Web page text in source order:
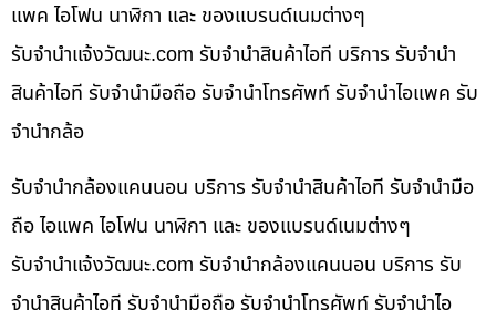
แพค ไอโฟน นาฬิกา และ ของแบรนด์เนมต่างๆ
รับจํานําแจ้งวัฒนะ.com รับจำนำสินค้าไอที บริการ รับจำนำ
สินค้าไอที รับจำนำมือถือ รับจำนำโทรศัพท์ รับจำนำไอแพค รับ
จำนำกล้อ
รับจำนำกล้องแคนนอน บริการ รับจำนำสินค้าไอที รับจำนำมือ
ถือ ไอแพค ไอโฟน นาฬิกา และ ของแบรนด์เนมต่างๆ
รับจํานําแจ้งวัฒนะ.com รับจำนำกล้องแคนนอน บริการ รับ
จำนำสินค้าไอที รับจำนำมือถือ รับจำนำโทรศัพท์ รับจำนำไอ